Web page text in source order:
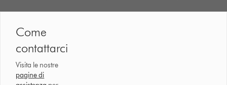
Come
contattarci
Visita le nostre
pagine di